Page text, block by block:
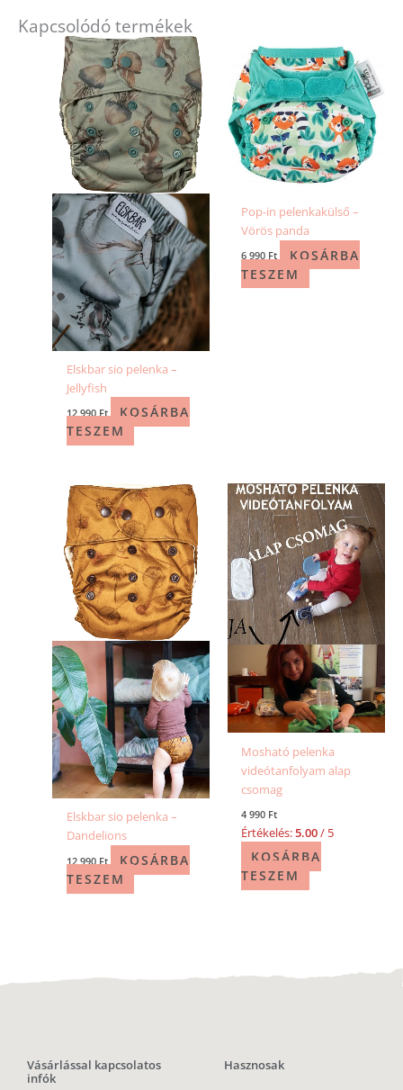
Kapcsolódó termékek
Elskbar sio pelenka –
Jellyfish
12 990Ft
KOSÁRBA
TESZEM
Pop-in pelenkakülső –
Vörös panda
6 990 Ft
KOSÁRBA
TESZEM
Elskbar sio pelenka –
Dandelions
12 990 Ft
KOSÁRBA
TESZEM
Mosható pelenka
videótanfolyam alap
csomag
4 990 Ft
Értékelés:5.00/ 5
KOSÁRBA
TESZEM
Vásárlással kapcsolatos
infók
Hasznosak